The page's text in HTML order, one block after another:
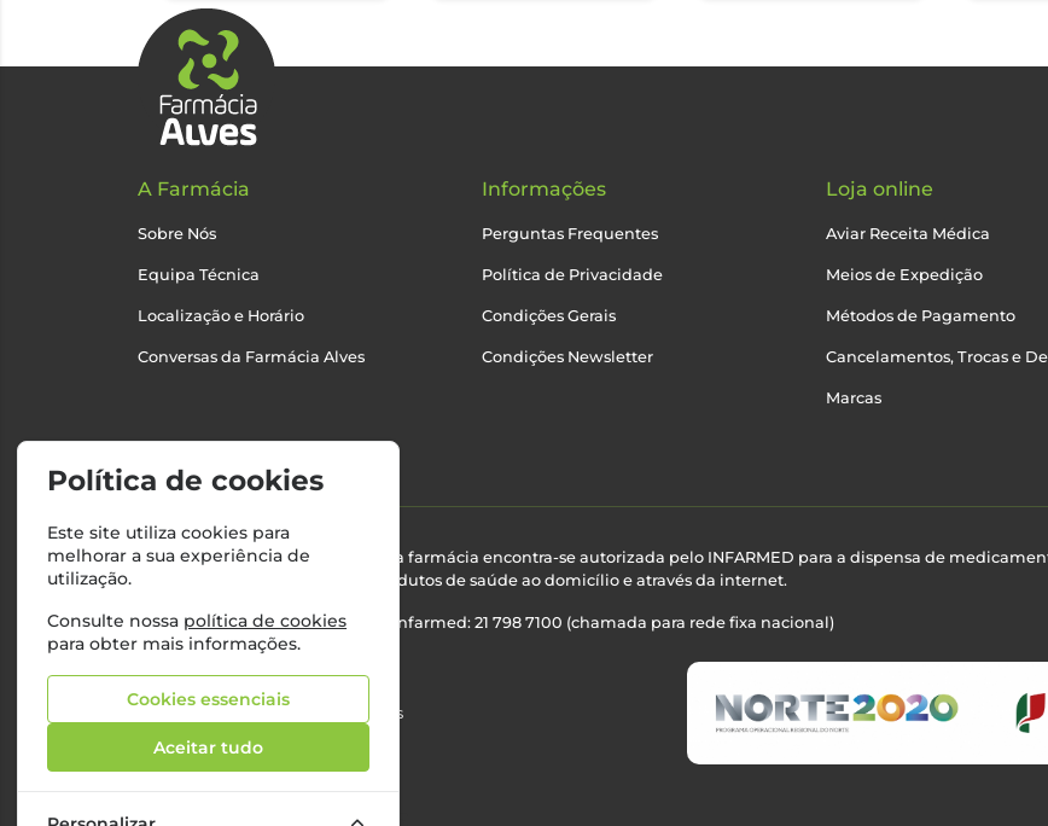
A Farmácia
Sobre Nós
Equipa Técnica
Localização e Horário
Conversas da Farmácia Alves
Informações
Perguntas Frequentes
Política de Privacidade
Condições Gerais
Condições Newsletter
Loja online
Aviar Receita Médica
Meios de Expedição
Métodos de Pagamento
Cancelamentos, Trocas e
Marcas
Esta farmácia encontra-se autorizada pelo INFARMED para a dispensa de
produtos de saúde ao domicílio e através da internet.
Nº Infarmed: 21 798 7100 (chamada para rede fixa nacional)
©2026 Todos os direitos reservados
Política de cookies
Este site utiliza cookies para
melhorar a sua experiência de
utilização.
Consulte nossa política de cookies
para obter mais informações.
Cookies essenciais
Aceitar tudo